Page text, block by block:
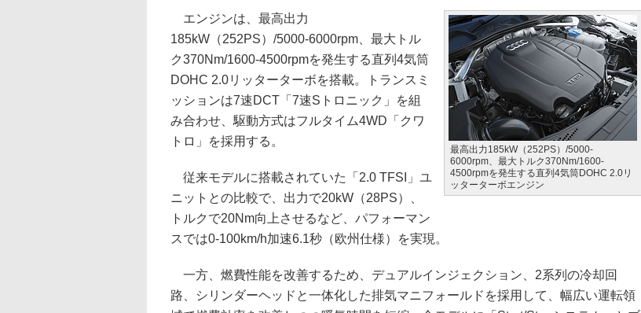
最高出力185kW（252PS）/5000-
6000rpm、最大トルク370Nm/1600-
4500rpmを発生する直列4気筒DOHC 2.0リ
ッターターボエンジン
エンジンは、最高出力
185kW（252PS）/5000-6000rpm、最大トル
ク370Nm/1600-4500rpmを発生する直列4気筒
DOHC 2.0リッターターボを搭載。トランスミ
ッションは7速DCT「7速Sトロニック」を組
み合わせ、駆動方式はフルタイム4WD「クワ
トロ」を採用する。
従来モデルに搭載されていた「2.0 TFSI」ユ
ニットとの比較で、出力で20kW（28PS）、
トルクで20Nm向上させるなど、パフォーマン
スでは0-100km/h加速6.1秒（欧州仕様）を実現。
一方、燃費性能を改善するため、デュアルインジェクション、2系列の冷却回
路、シリンダーヘッドと一体化した排気マニフォールドを採用して、幅広い運転領